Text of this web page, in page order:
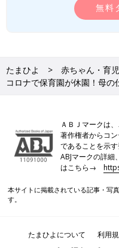
無料
たまひよ 赤ちゃん・育児
コロナで保育園が休園！母
ＡＢＪマークは
著作権者からコ
であることを示
ABJマークの詳細
はこちら→
本サイトに掲載されている記事・写
す。
たまひよについて 利用